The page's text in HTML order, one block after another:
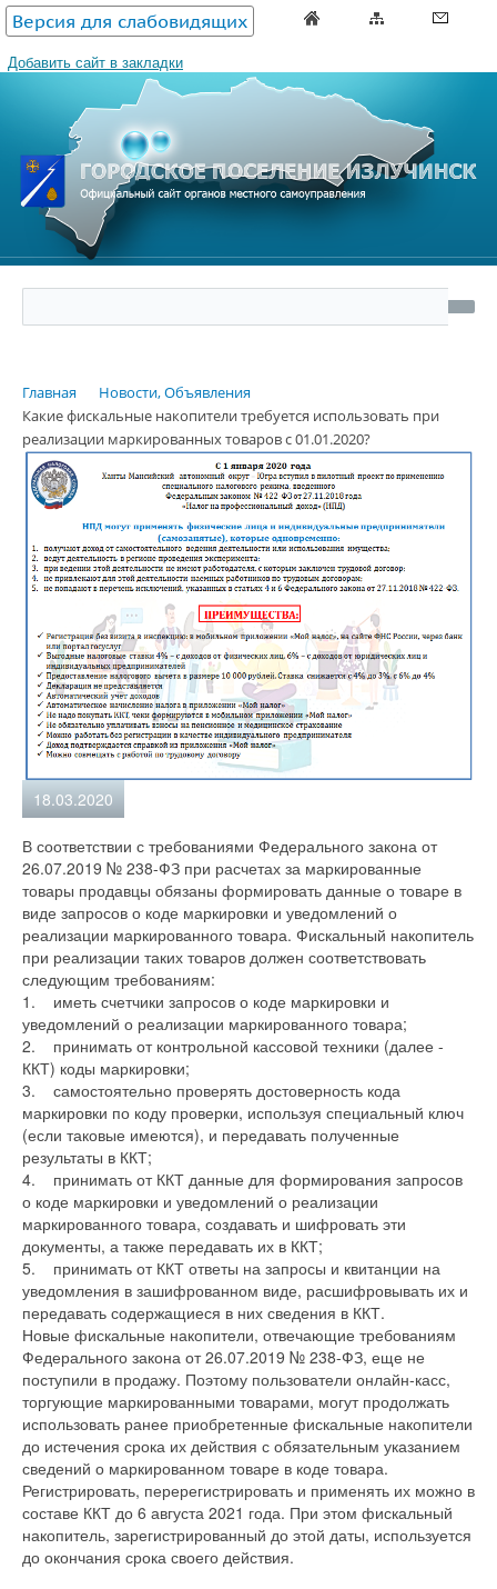
Версия для слабовидящих
Добавить сайт в закладки
Главная
Новости, Объявления
Какие фискальные накопители требуется использовать при
реализации маркированных товаров с 01.01.2020?
18.03.2020
В соответствии с требованиями Федерального закона от
26.07.2019 № 238-ФЗ при расчетах за маркированные
товары продавцы обязаны формировать данные о товаре в
виде запросов о коде маркировки и уведомлений о
реализации маркированного товара. Фискальный накопитель
при реализации таких товаров должен соответствовать
следующим требованиям:
1. иметь счетчики запросов о коде маркировки и
уведомлений о реализации маркированного товара;
2. принимать от контрольной кассовой техники (далее -
ККТ) коды маркировки;
3. самостоятельно проверять достоверность кода
маркировки по коду проверки, используя специальный ключ
(если таковые имеются), и передавать полученные
результаты в ККТ;
4. принимать от ККТ данные для формирования запросов
о коде маркировки и уведомлений о реализации
маркированного товара, создавать и шифровать эти
документы, а также передавать их в ККТ;
5. принимать от ККТ ответы на запросы и квитанции на
уведомления в зашифрованном виде, расшифровывать их и
передавать содержащиеся в них сведения в ККТ.
Новые фискальные накопители, отвечающие требованиям
Федерального закона от 26.07.2019 № 238-ФЗ, еще не
поступили в продажу. Поэтому пользователи онлайн-касс,
торгующие маркированными товарами, могут продолжать
использовать ранее приобретенные фискальные накопители
до истечения срока их действия с обязательным указанием
сведений о маркированном товаре в коде товара.
Регистрировать, перерегистрировать и применять их можно в
составе ККТ до 6 августа 2021 года. При этом фискальный
накопитель, зарегистрированный до этой даты, используется
до окончания срока своего действия.